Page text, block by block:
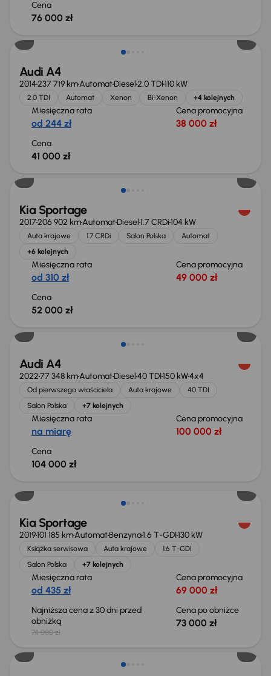
Cena
76 000 zł
Audi A4
2014237 719 kmAutomatDiesel2.0 TDI110 kW
2.0 TDI Automat Xenon Bi-Xenon +4 kolejnych
Miesięczna rata
od 244 zł
Cena promocyjna
38 000 zł
Cena
41 000 zł
Kia Sportage
2017206 902 kmAutomatDiesel1.7 CRDi104 kW
Auta krajowe 1.7 CRDi Salon Polska
Automat
+6 kolejnych
Miesięczna rata
od 310 zł
Cena promocyjna
49 000 zł
Cena
52 000 zł
Możliwość odliczenia VAT
Audi A4
202277 348 kmAutomatDiesel40 TDI150 kW4x4
Od pierwszego właściciela Auta krajowe
40 TDI
Salon Polska
+7 kolejnych
Miesięczna rata
na miarę
Cena promocyjna
100 000 zł
Cena
104 000 zł
Kia Sportage
2019101 185 kmAutomatBenzyna1.6 T-GDI130 kW
Książka serwisowa Auta krajowe
1.6 T-GDI
Salon Polska
+7 kolejnych
Miesięczna rata
od 435 zł
Cena promocyjna
69 000 zł
Najniższa cena z 30 dni przed
obniżką
74 000 zł
Cena po obniżce
73 000 zł
Taniej o 1 000 zł